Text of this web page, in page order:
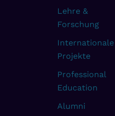
Lehre &
Forschung
Internationale
Projekte
Professional
Education
Alumni